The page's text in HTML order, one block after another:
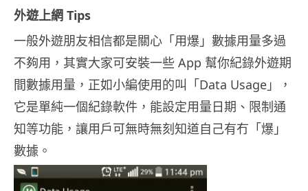
外遊上網 Tips
一般外遊朋友相信都是關心「用爆」數據用量多過
不夠用，其實大家可安裝一些 App 幫你紀錄外遊期
間數據用量，正如小編使用的叫「Data Usage」，
它是單純一個紀錄軟件，能設定用量日期、限制通
知等功能，讓用戶可無時無刻知道自己有冇「爆」
數據。